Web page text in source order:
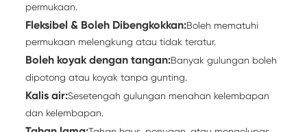
permukaan.
Fleksibel & Boleh Dibengkokkan:Boleh mematuhi
permukaan melengkung atau tidak teratur.
Boleh koyak dengan tangan:Banyak gulungan boleh
dipotong atau koyak tanpa gunting.
Kalis air:Sesetengah gulungan menahan kelembapan
dan kelembapan.